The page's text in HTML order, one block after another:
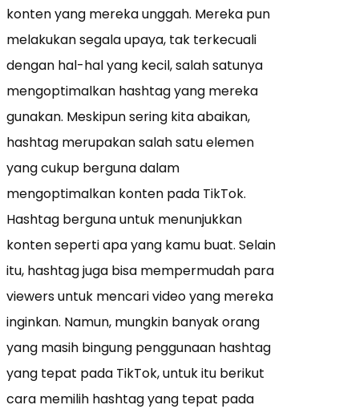
konten yang mereka unggah. Mereka pun
melakukan segala upaya, tak terkecuali
dengan hal-hal yang kecil, salah satunya
mengoptimalkan hashtag yang mereka
gunakan. Meskipun sering kita abaikan,
hashtag merupakan salah satu elemen
yang cukup berguna dalam
mengoptimalkan konten pada TikTok.
Hashtag berguna untuk menunjukkan
konten seperti apa yang kamu buat. Selain
itu, hashtag juga bisa mempermudah para
viewers untuk mencari video yang mereka
inginkan. Namun, mungkin banyak orang
yang masih bingung penggunaan hashtag
yang tepat pada TikTok, untuk itu berikut
cara memilih hashtag yang tepat pada